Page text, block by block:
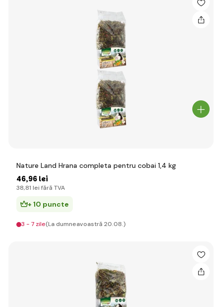
Nature Land Hrana completa pentru cobai 1,4 kg
46,96 lei
38,81 lei fără TVA
+ 10 puncte
3 - 7 zile(La dumneavoastră 20.08.)